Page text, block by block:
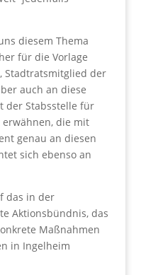
diesem Thema
für die Vorlage
Stadtratsmitglied der
auch an diese
der Stabsstelle für
die mit
genau an diesen
sich ebenso an
das in der
Aktionsbündnis, das
Maßnahmen
in Ingelheim